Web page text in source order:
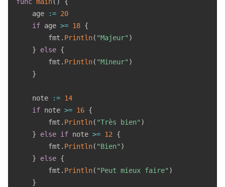
    age
:= 20
if age >= 18 {
        fmt
. Println( "Majeur" )
}
else {
        fmt
. Println( "Mineur" )
}
    note
:= 14
if note >= 16 {
        fmt
. Println( "Très bien" )
}
else if note >= 12
{
        fmt
. Println( "Bien" )
}
else {
        fmt
. Println( "Peut mieux faire" )
}